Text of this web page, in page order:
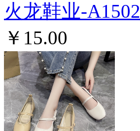
火龙鞋业-A1502
￥15.00